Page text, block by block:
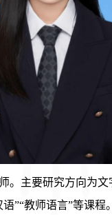
。主要研究方向为文
”“教师语言”等课程。